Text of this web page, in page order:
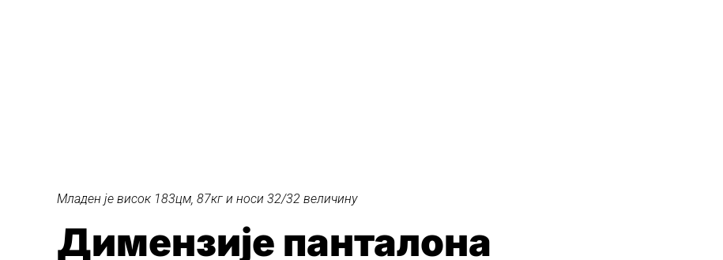
Младен је висок 183цм, 87кг и носи 32/32 величину
Димензије панталона